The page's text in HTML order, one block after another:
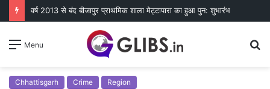
वर्ष 2013 से बंद बीजापुर प्राथमिक शाला मेट्टापारा का हुआ पुन: शुभारंभ
Menu
Chhattisgarh Crime Region